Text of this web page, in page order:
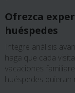
Ofrezca
huéspedes
Integre análisis
haga que cada
vacaciones
huéspedes quieran